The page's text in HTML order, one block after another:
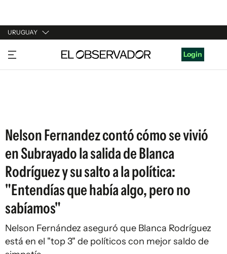
URUGUAY
URUGUAY
ARGENTINA
Login
Nelson Fernandez contó cómo se vivió
en Subrayado la salida de Blanca
Rodríguez y su salto a la política:
"Entendías que había algo, pero no
sabíamos"
Nelson Fernández aseguró que Blanca Rodríguez
está en el "top 3" de políticos con mejor saldo de